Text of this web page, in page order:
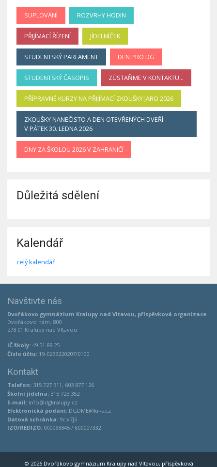
SUPLOVÁNÍ ROZVRHY HODIN
PŘIJÍMACÍ ŘÍZENÍ JÍDELNÍČEK
STUDENTSKÝ PARLAMENT DEN PRO DG
STUDENTSKÝ ČASOPIS ZŮSTAŇME V KONTAKTU...
PŘÍPRAVNÉ KURZY NA PŘIJÍMACÍ ZKOUŠKY JARO 2026
ZKOUŠKY NANEČISTO A DEN OTEVŘENÝCH DVEŘÍ -
V PÁTEK 30. LEDNA 2026
DNY ZA ŠKOLOU 2026 V ZAHRANIČÍ
Důležitá sdělení
Kalendář
celý kalendář
Navštivte nás
Dvořákovo gymnázium Kralupy nad Vltavou, příspěvková organizace
Dvořákovo nám. 800
278 01 Kralupy nad Vltavou
IČ školy: 49 51 89 25
Číslo účtu: 19-0233220207/0100
Kontakt
Telefon: 315 727 311, 603 877 126
Školní jídelna: 315 723 352
E-mail: info@dgkralupy.cz
Elektronická podání: DGDME@kr-s.cz
Datová schránka: 9cix7j5
IZO/REDIZO: 000068845 / 600007332
© 2026 Dvořákovo gymnázium Kralupy nad Vltavou, příspěvková